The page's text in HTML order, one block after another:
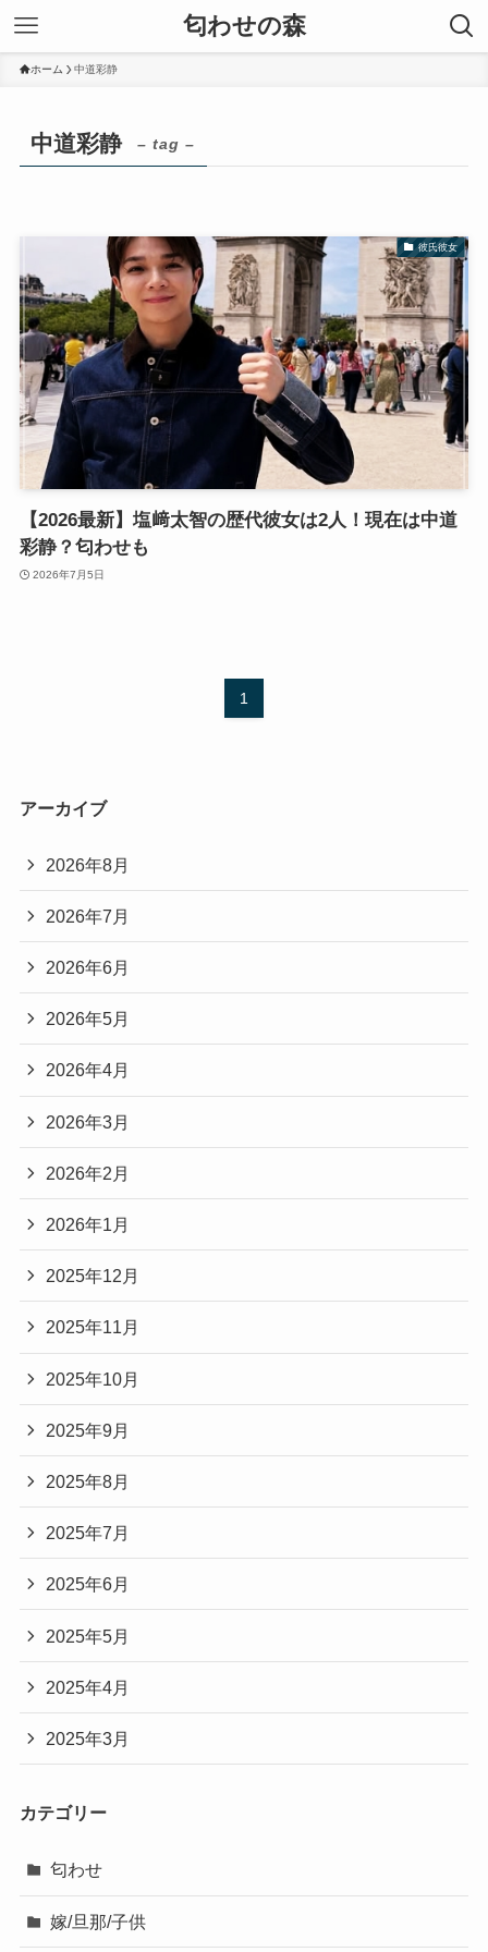
匂わせの森
ホーム 中道彩静
中道彩静 – tag –
彼氏彼女
【2026最新】塩﨑太智の歴代彼女は2人！現在は中道
彩静？匂わせも
2026年7月5日
1
アーカイブ
2026年8月
2026年7月
2026年6月
2026年5月
2026年4月
2026年3月
2026年2月
2026年1月
2025年12月
2025年11月
2025年10月
2025年9月
2025年8月
2025年7月
2025年6月
2025年5月
2025年4月
2025年3月
カテゴリー
匂わせ
嫁/旦那/子供